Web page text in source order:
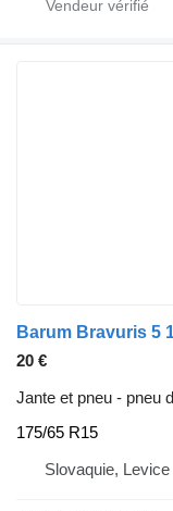
Barum Bravuris 5
20 €
Jante et pneu - pneu
175/65 R15
Slovaquie, Levice